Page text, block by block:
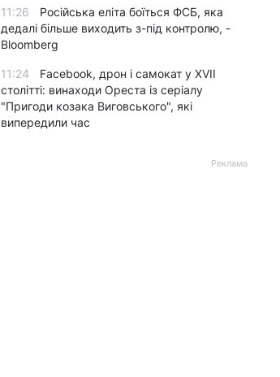
11:26
Російська еліта боїться ФСБ, яка
дедалі більше виходить з-під контролю, -
Bloomberg
11:24
Facebook, дрон і самокат у XVII
столітті: винаходи Ореста із серіалу
"Пригоди козака Виговського", які
випередили час
Реклама